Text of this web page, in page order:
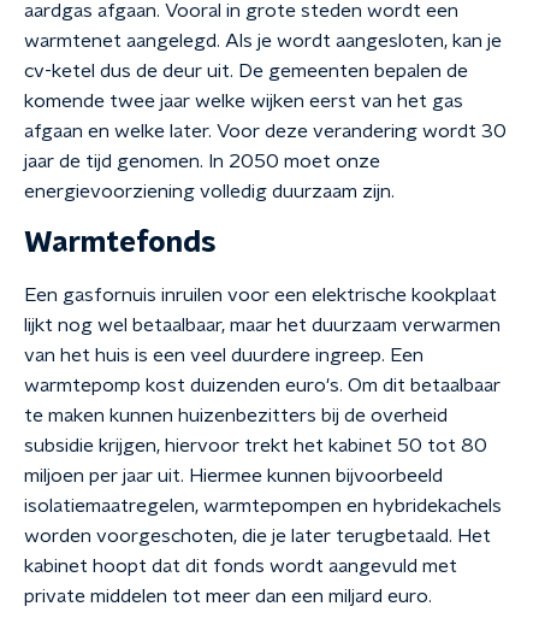
aardgas afgaan. Vooral in grote steden wordt een
warmtenet aangelegd. Als je wordt aangesloten, kan je
cv-ketel dus de deur uit. De gemeenten bepalen de
komende twee jaar welke wijken eerst van het gas
afgaan en welke later. Voor deze verandering wordt 30
jaar de tijd genomen. In 2050 moet onze
energievoorziening volledig duurzaam zijn.
Warmtefonds
Een gasfornuis inruilen voor een elektrische kookplaat
lijkt nog wel betaalbaar, maar het duurzaam verwarmen
van het huis is een veel duurdere ingreep. Een
warmtepomp kost duizenden euro's. Om dit betaalbaar
te maken kunnen huizenbezitters bij de overheid
subsidie krijgen, hiervoor trekt het kabinet 50 tot 80
miljoen per jaar uit. Hiermee kunnen bijvoorbeeld
isolatiemaatregelen, warmtepompen en hybridekachels
worden voorgeschoten, die je later terugbetaald. Het
kabinet hoopt dat dit fonds wordt aangevuld met
private middelen tot meer dan een miljard euro.